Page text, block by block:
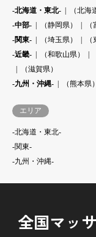
-北海道・東北- （北海
-中部-
（静岡県）
-関東-
（埼玉県）
-近畿-
（和歌山県）
（滋賀県）
-九州・沖縄-
（熊本県）
エリア
-北海道・東北-
-関東-
-九州・沖縄-
全国マッ